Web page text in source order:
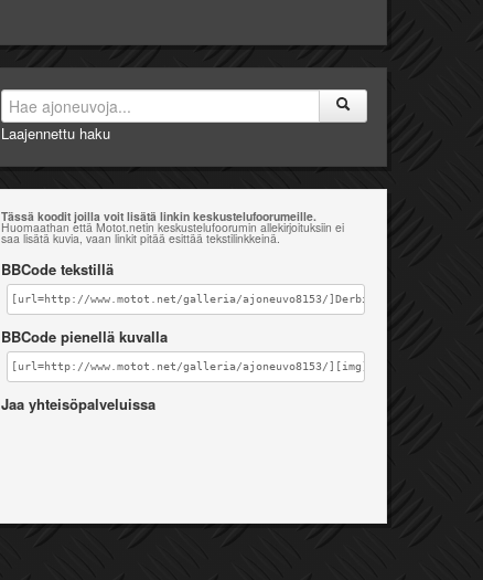
Laajennettu haku
Tässä koodit joilla voit lisätä linkin keskustelufoorumeille.
Huomaathan että Motot.netin keskustelufoorumin allekirjoituksiin ei
saa lisätä kuvia, vaan linkit pitää esittää tekstilinkkeinä.
BBCode tekstillä
[url=http://www.motot.net/galleria/ajoneuvo8153/]Derbi Senda 50 X-
BBCode pienellä kuvalla
[url=http://www.motot.net/galleria/ajoneuvo8153/][img]http://
Jaa yhteisöpalveluissa